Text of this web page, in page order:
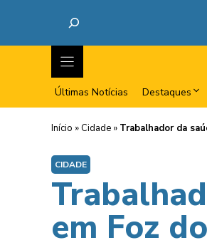
Últimas Notícias Destaques
Início » Cidade » Trabalhador da
CIDADE
em Foz